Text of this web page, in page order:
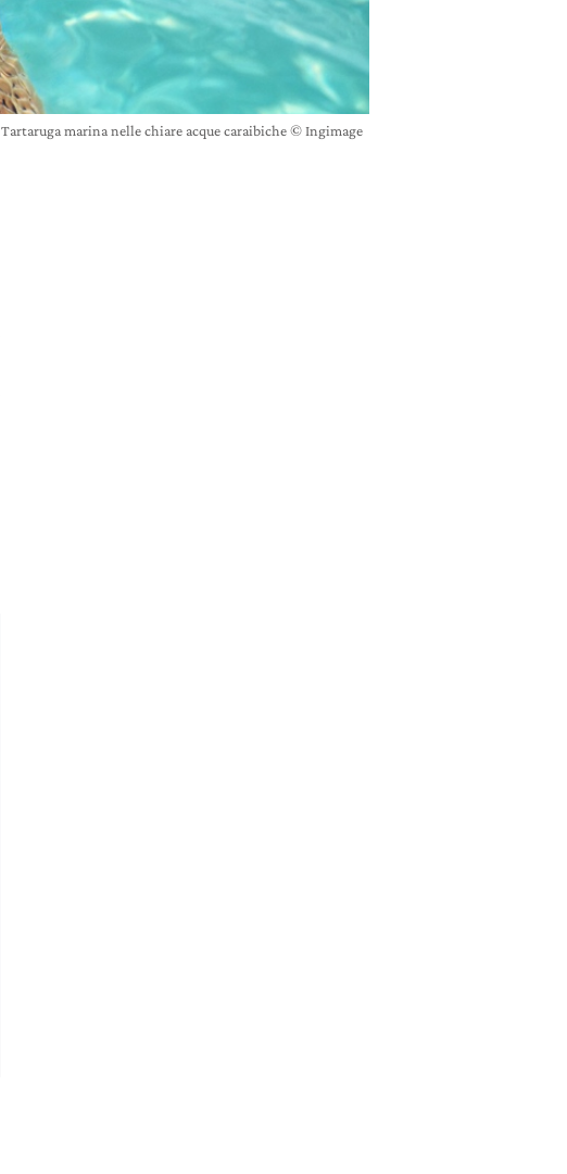
Tartaruga marina nelle chiare acque caraibiche © Ingimage